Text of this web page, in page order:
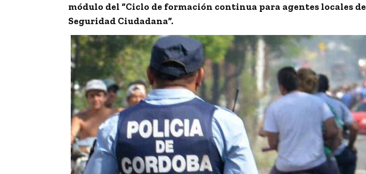
módulo del “Ciclo de formación continua para agentes locales de
Seguridad Ciudadana”.